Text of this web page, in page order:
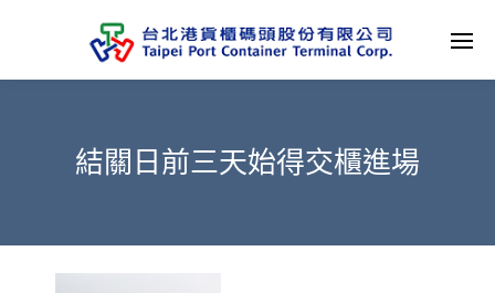
結關日前三天始得交櫃進場